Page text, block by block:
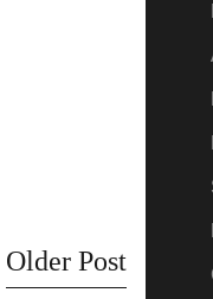
Older Post